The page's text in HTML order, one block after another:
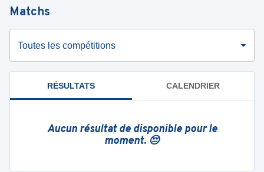
Matchs
Toutes les compétitions
RÉSULTATS CALENDRIER
Aucun résultat de disponible pour le
moment. 😔